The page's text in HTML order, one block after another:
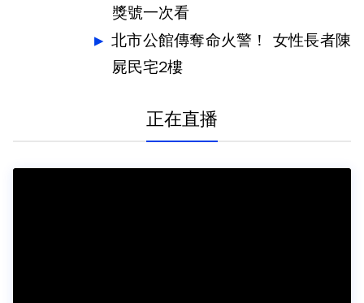
獎號一次看
北市公館傳奪命火警！ 女性長者陳
屍民宅2樓
正在直播